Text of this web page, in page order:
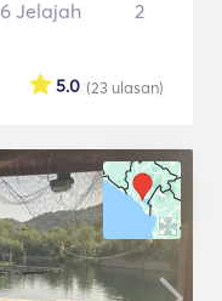
6 Jelajah 2
(23 ulasan)
5.0